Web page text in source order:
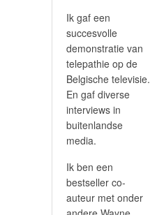
Ik gaf een
succesvolle
demonstratie van
telepathie op de
Belgische televisie.
En gaf diverse
interviews in
buitenlandse
media.
Ik ben een
bestseller co-
auteur met onder